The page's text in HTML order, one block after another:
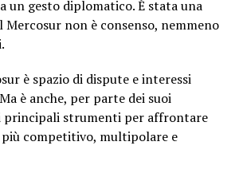
un gesto diplomatico. È stata una
Mercosur non è consenso, nemmeno
è spazio di dispute e interessi
è anche, per parte dei suoi
principali strumenti per affrontare
competitivo, multipolare e